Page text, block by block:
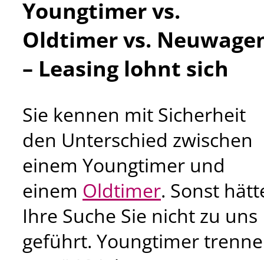
Youngtimer vs.
Oldtimer vs.
– Leasing lohnt sich
Sie kennen mit Sicherheit
den Unterschied zwischen
einem Youngtimer und
einem Oldtimer. Sonst
Ihre Suche Sie nicht zu uns
geführt. Youngtimer